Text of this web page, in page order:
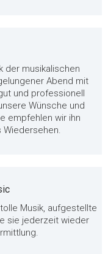
der musikalischen
Abend mit
und professionell
Wünsche und
empfehlen wir ihn
Wiedersehen.
Musik, aufgestellte
sie jederzeit wieder